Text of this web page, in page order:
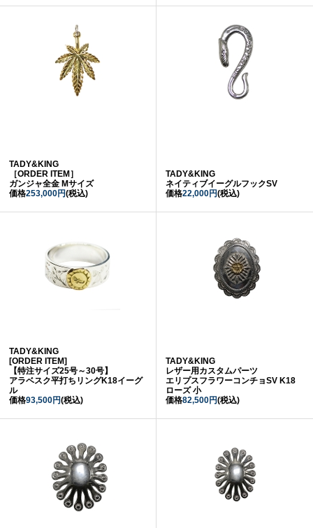
TADY&KING
［ORDER ITEM］
ガンジャ全金 Mサイズ
価格253,000円(税込)
TADY&KING
ネイティブイーグルフックSV
価格22,000円(税込)
TADY&KING
[ORDER ITEM]
【特注サイズ25号～30号】
アラベスク平打ちリングK18イーグ
ル
価格93,500円(税込)
TADY&KING
レザー用カスタムパーツ
エリプスフラワーコンチョSV K18
ローズ 小
価格82,500円(税込)